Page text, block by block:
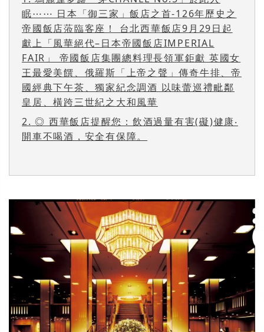
眠⋯⋯ 日本「御三家」飯店之首-126年歷史之
帝國飯店蒞臨客座！ 台北西華飯店9月29日起
獻上「風華絕代–日本帝國飯店IMPERIAL
FAIR」 帝國飯店集團總料理長領軍鉅獻 英國女
王最愛美饌、俄羅斯「上帝之聲」傳奇牛排、帝
國經典下午茶、獨家紀念調酒 以味蕾巡禮毗鄰
皇居、橫跨三世紀之大和風華
2. ◎ 西華飯店提醒您：飲酒過量有害(礙)健康‧
開車不喝酒，安全有保障。